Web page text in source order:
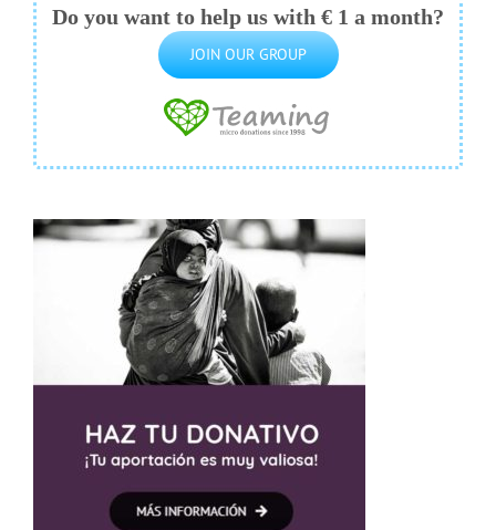
Do you want to help us with € 1 a month?
JOIN OUR GROUP